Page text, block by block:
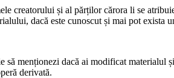
creatorului și al părților cărora li se
dacă este cunoscut și mai pot exista
menționezi dacă ai modificat materialul
derivată.